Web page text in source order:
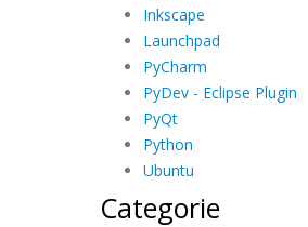
Inkscape
Launchpad
PyCharm
PyDev - Eclipse Plugin
PyQt
Python
Ubuntu
Categorie